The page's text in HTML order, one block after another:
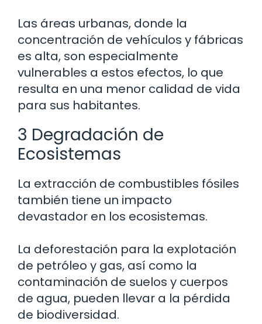
Las áreas urbanas, donde la
concentración de vehículos y fábricas
es alta, son especialmente
vulnerables a estos efectos, lo que
resulta en una menor calidad de vida
para sus habitantes.
3 Degradación de
Ecosistemas
La extracción de combustibles fósiles
también tiene un impacto
devastador en los ecosistemas.
La deforestación para la explotación
de petróleo y gas, así como la
contaminación de suelos y cuerpos
de agua, pueden llevar a la pérdida
de biodiversidad.